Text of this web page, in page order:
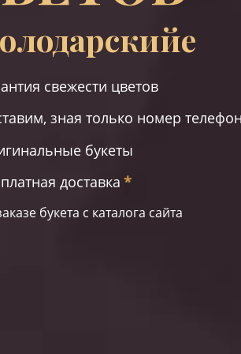
свежести цветов
зная только номер
букеты
доставка *
букета с каталога сайта